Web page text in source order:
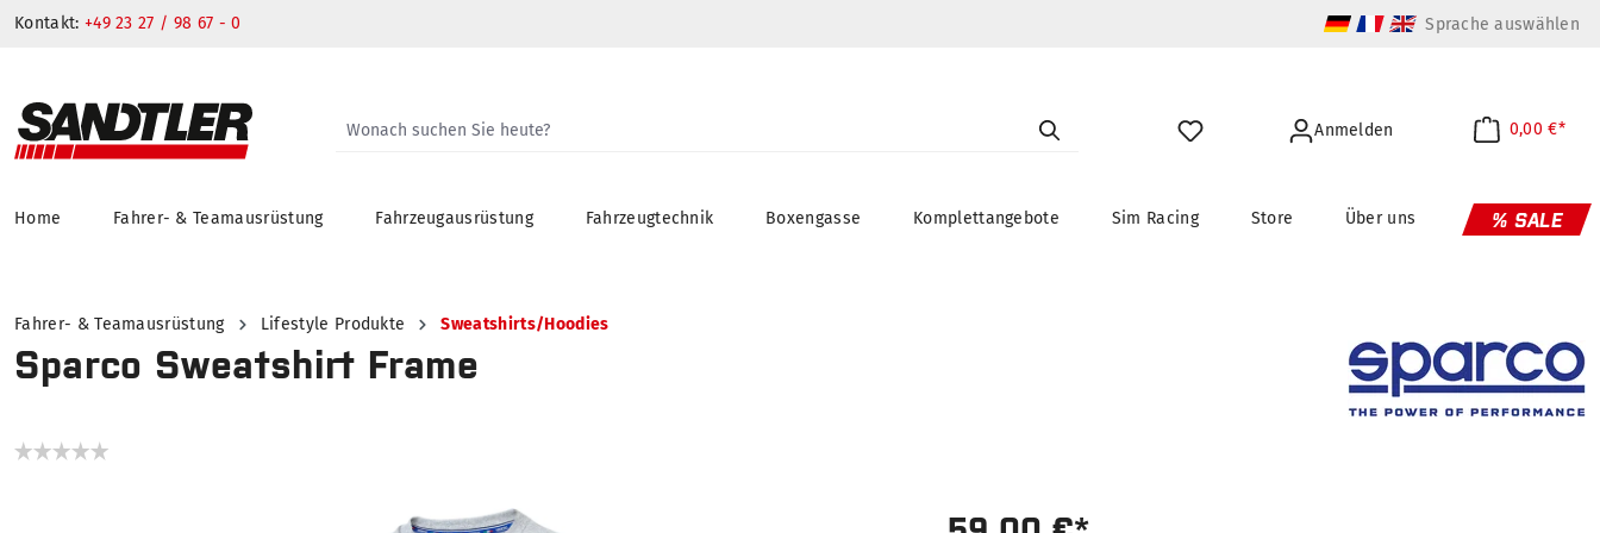
Kontakt: +49 23 27 / 98 67 - 0 Sprache auswählen
Anmelden 0,00 €*
Home Fahrer- & Teamausrüstung Fahrzeugausrüstung Fahrzeugtechnik Boxengasse Komplettangebote Sim Racing Store Über uns % SALE
Fahrer- & Teamausrüstung Lifestyle Produkte Sweatshirts/Hoodies
Sparco Sweatshirt Frame